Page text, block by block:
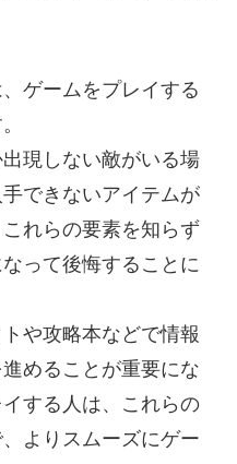
ゲームをプレイする
現しない敵がいる場
できないアイテムが
れらの要素を知らず
って後悔することに
や攻略本などで情報
めることが重要にな
する人は、これらの
よりスムーズにゲー